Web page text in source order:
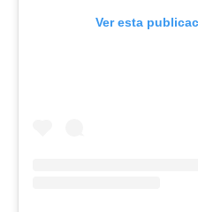
Ver esta